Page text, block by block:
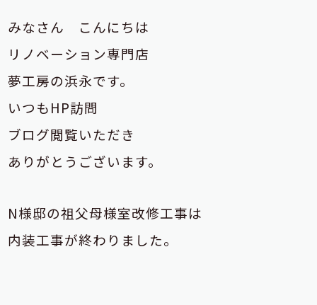
みなさん こんにちは
リノベーション専門店
夢工房の浜永です。
いつもHP訪問
ブログ閲覧いただき
ありがとうございます。
N様邸の祖父母様室改修工事は
内装工事が終わりました。